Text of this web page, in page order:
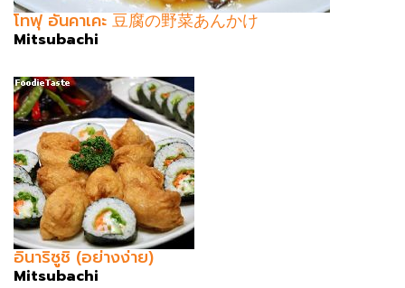
โทฟุ อันคาเคะ 豆腐の野菜あんかけ
Mitsubachi
อินาริซูชิ (อย่างง่าย)
Mitsubachi